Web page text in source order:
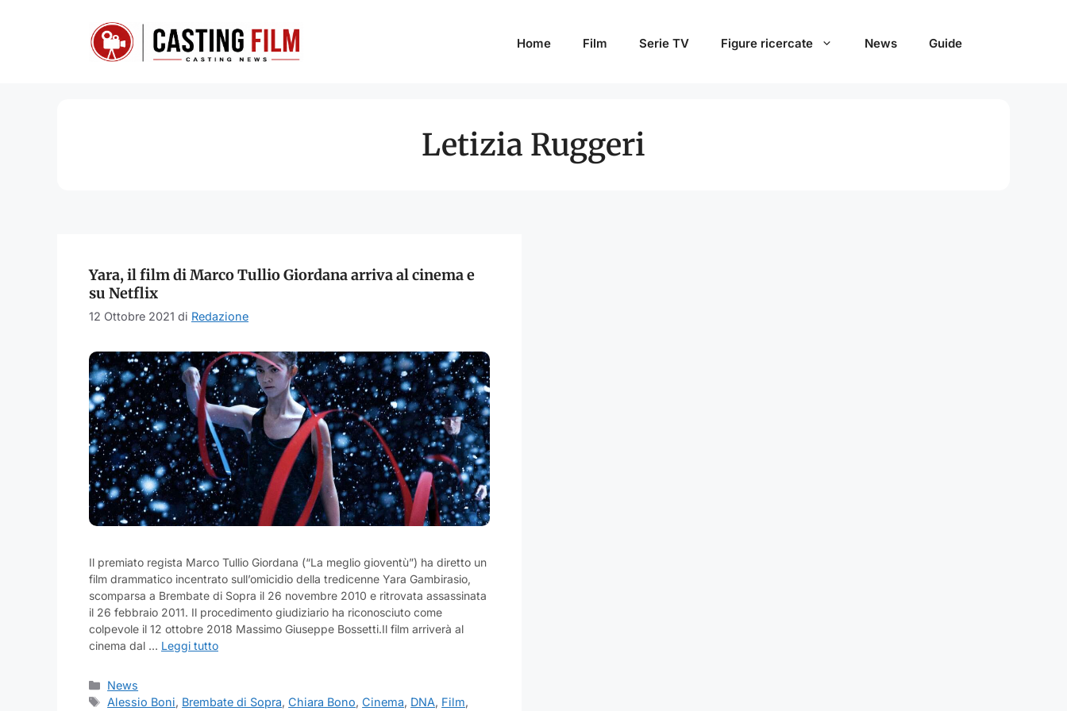
Home Film Serie TV Figure ricercate News Guide
Letizia Ruggeri
Yara, il film di Marco Tullio Giordana arriva al cinema e
su Netflix
12 Ottobre 2021 di Redazione
Il premiato regista Marco Tullio Giordana (“La meglio gioventù”) ha diretto un
film drammatico incentrato sull’omicidio della tredicenne Yara Gambirasio,
scomparsa a Brembate di Sopra il 26 novembre 2010 e ritrovata assassinata
il 26 febbraio 2011. Il procedimento giudiziario ha riconosciuto come
colpevole il 12 ottobre 2018 Massimo Giuseppe Bossetti.Il film arriverà al
cinema dal … Leggi tutto
Categorie
News
Tag
Alessio Boni, Brembate di Sopra,Chiara Bono,Cinema, DNA, Film,